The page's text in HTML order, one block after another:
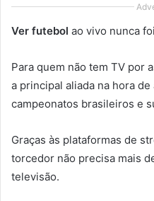
Ver futebol ao vivo nunca
Para quem não tem TV por
a principal aliada na hora
campeonatos brasileiros e
Graças às plataformas de
torcedor não precisa mais
televisão.